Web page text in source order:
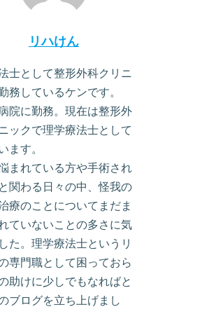
リハけん
士として整形外科クリニ
務しているケンです。
院に勤務。現在は整形外
ックで理学療法士として
ます。
まれている方や手術され
関わる日々の中、怪我の
療のことについてまだま
ていないことの多さに気
た。理学療法士というリ
専門職として困っておら
助けに少しでもなればと
ブログを立ち上げまし